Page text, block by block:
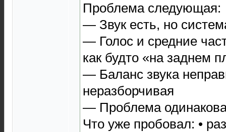
Проблема следующая:
— Звук есть, но
— Голос и средние
как будто «на заднем
— Баланс звука
неразборчивая
— Проблема
Что уже пробовал: •